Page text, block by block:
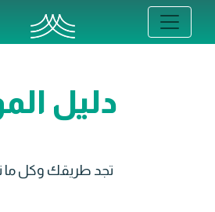
دليل
تجد طريقك وكل ما